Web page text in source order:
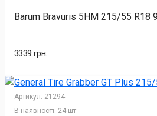
Barum Bravuris 5HM 215/55 R18
3339 грн.
Артикул: 21294
В наявності: 24 шт